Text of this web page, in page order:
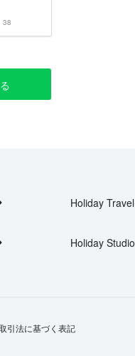
38
Holiday Travel
Holiday Studio
引法に基づく表記